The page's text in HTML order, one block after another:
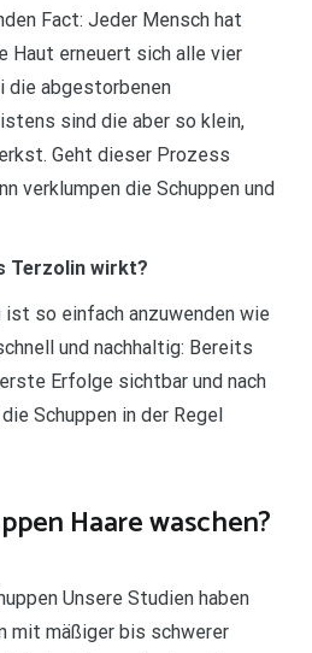
Fact: Jeder Mensch hat
Haut erneuert sich alle vier
die abgestorbenen
sind die aber so klein,
Geht dieser Prozess
verklumpen die Schuppen und
Terzolin wirkt?
ist so einfach anzuwenden wie
und nachhaltig: Bereits
Erfolge sichtbar und nach
Schuppen in der Regel
Haare waschen?
Unsere Studien haben
mit mäßiger bis schwerer